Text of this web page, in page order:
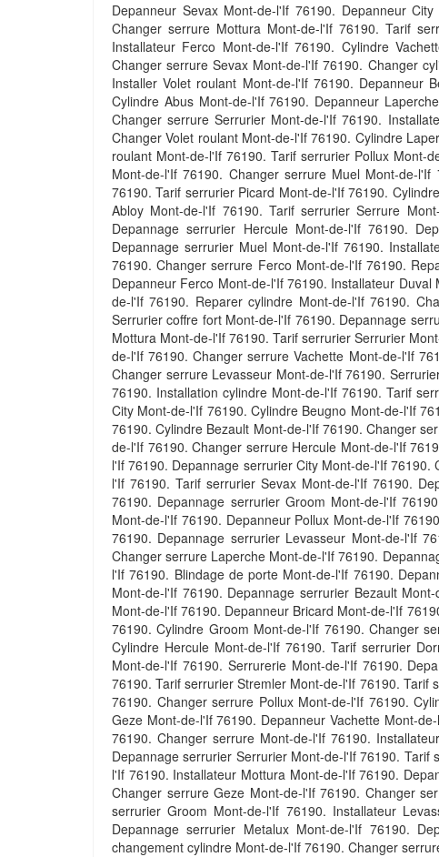
Depanneur Sevax Mont-de-l'If 76190. Depanneur
Changer serrure Mottura Mont-de-l'If 76190. Tarif
Installateur Ferco Mont-de-l'If 76190. Cylindre
Changer serrure Sevax Mont-de-l'If 76190. Changer
Installer Volet roulant Mont-de-l'If 76190. Depanneur
Cylindre Abus Mont-de-l'If 76190. Depanneur
Changer serrure Serrurier Mont-de-l'If 76190.
Changer Volet roulant Mont-de-l'If 76190. Cylindre
roulant Mont-de-l'If 76190. Tarif serrurier Pollux Mont-
Mont-de-l'If 76190. Changer serrure Muel Mont-de-
76190. Tarif serrurier Picard Mont-de-l'If 76190.
Abloy Mont-de-l'If 76190. Tarif serrurier Serrure
Depannage serrurier Hercule Mont-de-l'If 76190.
Depannage serrurier Muel Mont-de-l'If 76190.
76190. Changer serrure Ferco Mont-de-l'If 76190.
Depanneur Ferco Mont-de-l'If 76190. Installateur
de-l'If 76190. Reparer cylindre Mont-de-l'If 76190.
Serrurier coffre fort Mont-de-l'If 76190. Depannage
Mottura Mont-de-l'If 76190. Tarif serrurier Serrurier
de-l'If 76190. Changer serrure Vachette Mont-de-l'If
Changer serrure Levasseur Mont-de-l'If 76190.
76190. Installation cylindre Mont-de-l'If 76190. Tarif
City Mont-de-l'If 76190. Cylindre Beugno Mont-de-l'If
76190. Cylindre Bezault Mont-de-l'If 76190. Changer
de-l'If 76190. Changer serrure Hercule Mont-de-l'If
l'If 76190. Depannage serrurier City Mont-de-l'If
l'If 76190. Tarif serrurier Sevax Mont-de-l'If 76190.
76190. Depannage serrurier Groom Mont-de-l'If
Mont-de-l'If 76190. Depanneur Pollux Mont-de-l'If
76190. Depannage serrurier Levasseur Mont-de-l'If
Changer serrure Laperche Mont-de-l'If 76190.
l'If 76190. Blindage de porte Mont-de-l'If 76190.
Mont-de-l'If 76190. Depannage serrurier Bezault
Mont-de-l'If 76190. Depanneur Bricard Mont-de-l'If
76190. Cylindre Groom Mont-de-l'If 76190. Changer
Cylindre Hercule Mont-de-l'If 76190. Tarif serrurier
Mont-de-l'If 76190. Serrurerie Mont-de-l'If 76190.
76190. Tarif serrurier Stremler Mont-de-l'If 76190.
76190. Changer serrure Pollux Mont-de-l'If 76190.
Geze Mont-de-l'If 76190. Depanneur Vachette Mont-
76190. Changer serrure Mont-de-l'If 76190.
Depannage serrurier Serrurier Mont-de-l'If 76190.
l'If 76190. Installateur Mottura Mont-de-l'If 76190.
Changer serrure Geze Mont-de-l'If 76190. Changer
serrurier Groom Mont-de-l'If 76190. Installateur
Depannage serrurier Metalux Mont-de-l'If 76190.
changement cylindre Mont-de-l'If 76190. Changer